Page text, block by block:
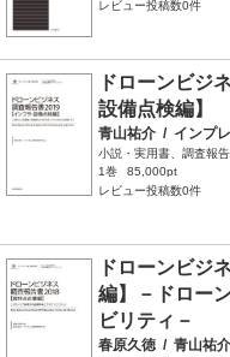
レビュー投稿数0件
ドローンビジ
設備点検編】
青山祐介 / インプ
小説・実用書、調査報
1巻
85,000pt
レビュー投稿数0件
ドローンビジ
編】－ドロー
ビリティ－
春原久徳 / 青山祐介